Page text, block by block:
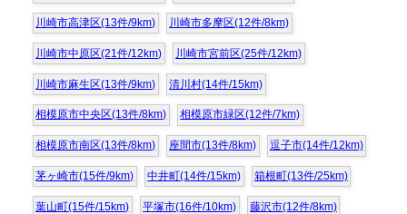
川崎市高津区(13件/9km) 川崎市多摩区(12件/8km)
川崎市中原区(21件/12km) 川崎市宮前区(25件/12km)
川崎市麻生区(13件/9km) 清川村(14件/15km)
相模原市中央区(13件/8km) 相模原市緑区(12件/7km)
相模原市南区(13件/8km) 座間市(13件/8km) 逗子市(14件/12km)
茅ヶ崎市(15件/9km) 中井町(14件/15km) 箱根町(13件/25km)
葉山町(15件/15km) 平塚市(16件/10km) 藤沢市(12件/8km)